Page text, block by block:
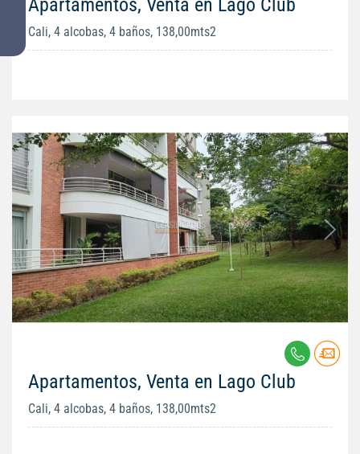
Apartamentos, Venta en Lago Club
Cali, 4 alcobas, 4 baños, 138,00mts2
Apartamentos, Venta en Lago Club
Cali, 4 alcobas, 4 baños, 138,00mts2